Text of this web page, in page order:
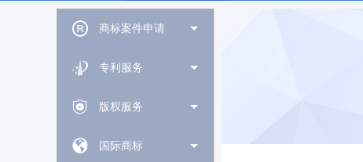
商标案件申请
专利服务
版权服务
国际商标